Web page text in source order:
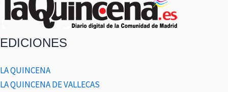
EDICIONES
LA QUINCENA
LA QUINCENA DE VALLECAS